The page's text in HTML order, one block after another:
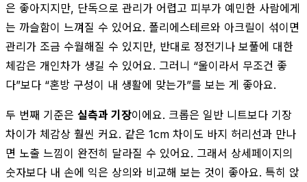
은 좋아지지만, 단독으로 관리가 어렵고 피부가 예민한 사람에게
는 까슬함이 느껴질 수 있어요. 폴리에스테르와 아크릴이 섞이면
관리가 조금 수월해질 수 있지만, 반대로 정전기나 보풀에 대한
체감은 개인차가 생길 수 있어요. 그러니 “울이라서 무조건 좋
다”보다 “혼방 구성이 내 생활에 맞는가”를 보는 게 좋아요.
두 번째 기준은 실측과 기장이에요. 크롭은 일반 니트보다 기장
차이가 체감상 훨씬 커요. 같은 1cm 차이도 바지 허리선과 만나
면 노출 느낌이 완전히 달라질 수 있어요. 그래서 상세페이지의
숫자보다 내 손에 익은 상의와 비교해 보는 것이 좋아요. 특히 앉